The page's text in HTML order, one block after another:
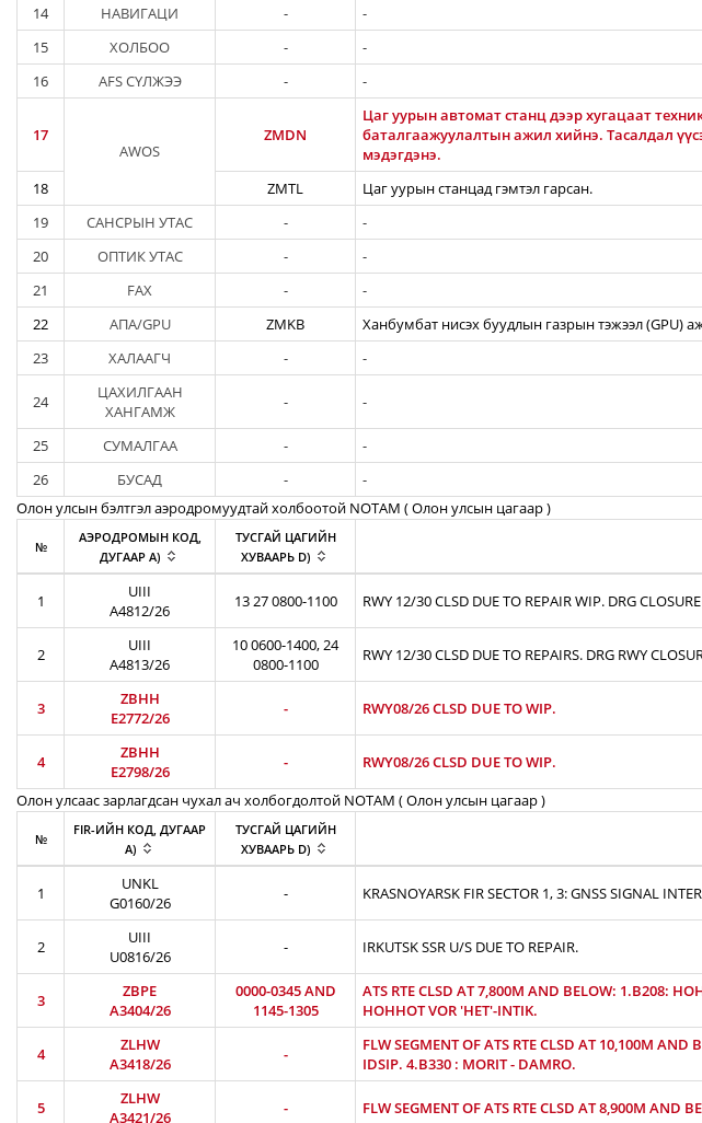
14 НАВИГАЦИ - -
15
ХОЛБОО - -
16
AFS СҮЛЖЭЭ - -
17
AWOS
ZMDN
Цаг уурын автомат станц дээр хугацаат
баталгаажуулалтын ажил хийнэ. Тасалдал
мэдэгдэнэ.
18 ZMTL Цаг уурын станцад гэмтэл гарсан.
19
САНСРЫН УТАС - -
20
ОПТИК УТАС - -
21
FAX - -
22
АПА/GPU ZMKB Ханбумбат нисэх буудлын газрын тэжээл (GPU)
23
ХАЛААГЧ - -
24
ЦАХИЛГААН
ХАНГАМЖ
- -
25 СУМАЛГАА - -
26
БУСАД - -
Олон улсын бэлтгэл аэродромуудтай холбоотой NOTAM ( Oлон улсын цагаар )
№
АЭРОДРОМЫН КОД,
ДУГААР A)
ТУСГАЙ ЦАГИЙН
ХУВААРЬ D)
1
UIII
A4812/26
13 27 0800-1100 RWY 12/30 CLSD DUE TO REPAIR WIP. DRG
2
UIII
A4813/26
10 0600-1400, 24
0800-1100
RWY 12/30 CLSD DUE TO REPAIRS. DRG RWY
3
ZBHH
E2772/26
- RWY08/26 CLSD DUE TO WIP.
4
ZBHH
E2798/26
- RWY08/26 CLSD DUE TO WIP.
Олон улсаас зарлагдсан чухал ач холбогдолтой NOTAM ( Олон улсын цагаар )
№
FIR-ИЙН КОД, ДУГААР
A)
ТУСГАЙ ЦАГИЙН
ХУВААРЬ D)
1
UNKL
G0160/26
- KRASNOYARSK FIR SECTOR 1, 3: GNSS SIGNAL
2
UIII
U0816/26
- IRKUTSK SSR U/S DUE TO REPAIR.
3
ZBPE
A3404/26
0000-0345 AND
1145-1305
ATS RTE CLSD AT 7,800M AND BELOW: 1.B208:
HOHHOT VOR 'HET'-INTIK.
4
ZLHW
A3418/26
-
FLW SEGMENT OF ATS RTE CLSD AT 10,100M
IDSIP. 4.B330 : MORIT - DAMRO.
5
ZLHW
A3421/26
- FLW SEGMENT OF ATS RTE CLSD AT 8,900M AND